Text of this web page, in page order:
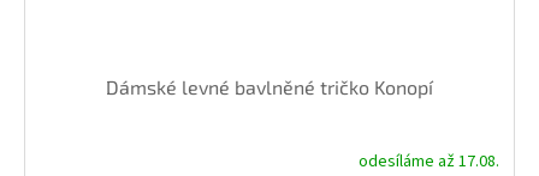
Dámské levné bavlněné tričko Konopí
odesíláme až 17.08.